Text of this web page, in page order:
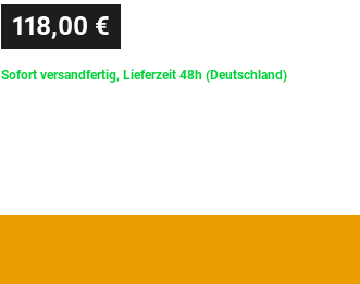
118,00 €
Sofort versandfertig, Lieferzeit 48h (Deutschland)